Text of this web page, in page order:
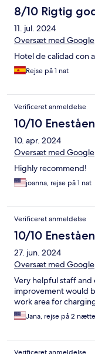
8/10 Rigtig
11. jul. 2024
Oversæt med Google
Hotel de calidad con
Rejse på 1 nat
Verificeret anmeldelse
10/10
10. apr. 2024
Oversæt med Google
Highly recommend!
joanna, rejse på 1 nat
Verificeret anmeldelse
10/10
27. jun. 2024
Oversæt med Google
Very helpful staff and
improvement would
work area for
Jana, rejse på 2
Verificeret anmeldelse